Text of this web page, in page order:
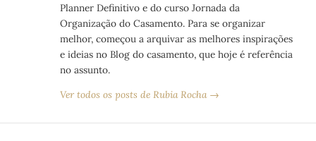
Planner Definitivo e do curso Jornada da
Organização do Casamento. Para se organizar
melhor, começou a arquivar as melhores inspirações
e ideias no Blog do casamento, que hoje é referência
no assunto.
Ver todos os posts de Rubia Rocha →